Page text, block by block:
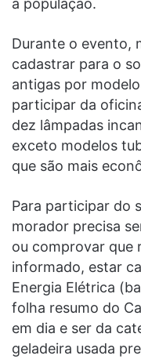
a população.
Durante o evento,
cadastrar para o
antigas por
participar da
dez lâmpadas
exceto modelos
que são mais
Para participar do
morador precisa
ou comprovar que
informado, estar
Energia Elétrica
folha resumo do
em dia e ser da
geladeira usada